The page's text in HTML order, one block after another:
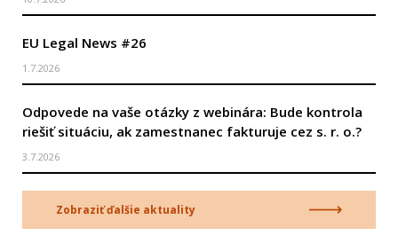
EU Legal News #26
1.7.2026
Odpovede na vaše otázky z webinára: Bude kontrola
riešiť situáciu, ak zamestnanec fakturuje cez s. r. o.?
3.7.2026
Zobraziť ďalšie aktuality